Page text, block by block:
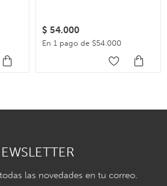
$ 54.000
En 1 pago de $54.000
las novedades en tu correo.